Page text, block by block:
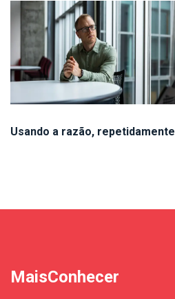
Usando a razão, repetidamente
MaisConhecer